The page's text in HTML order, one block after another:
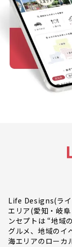
Life Designs(ライ
エリア(愛知・岐
ンセプトは “地域
グルメ、地域のイ
海エリアのローカ